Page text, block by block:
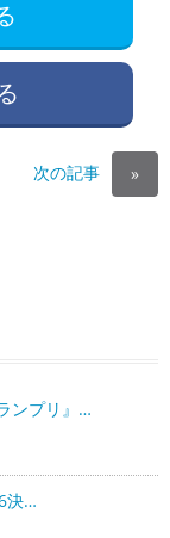
次の記事 »
ンプリ』…
決…